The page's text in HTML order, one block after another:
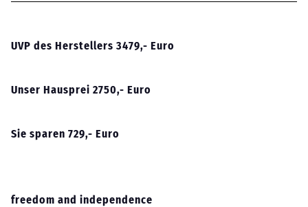
UVP des Herstellers 3479,- Euro
Unser Hausprei 2750,- Euro
Sie sparen 729,- Euro
freedom and independence